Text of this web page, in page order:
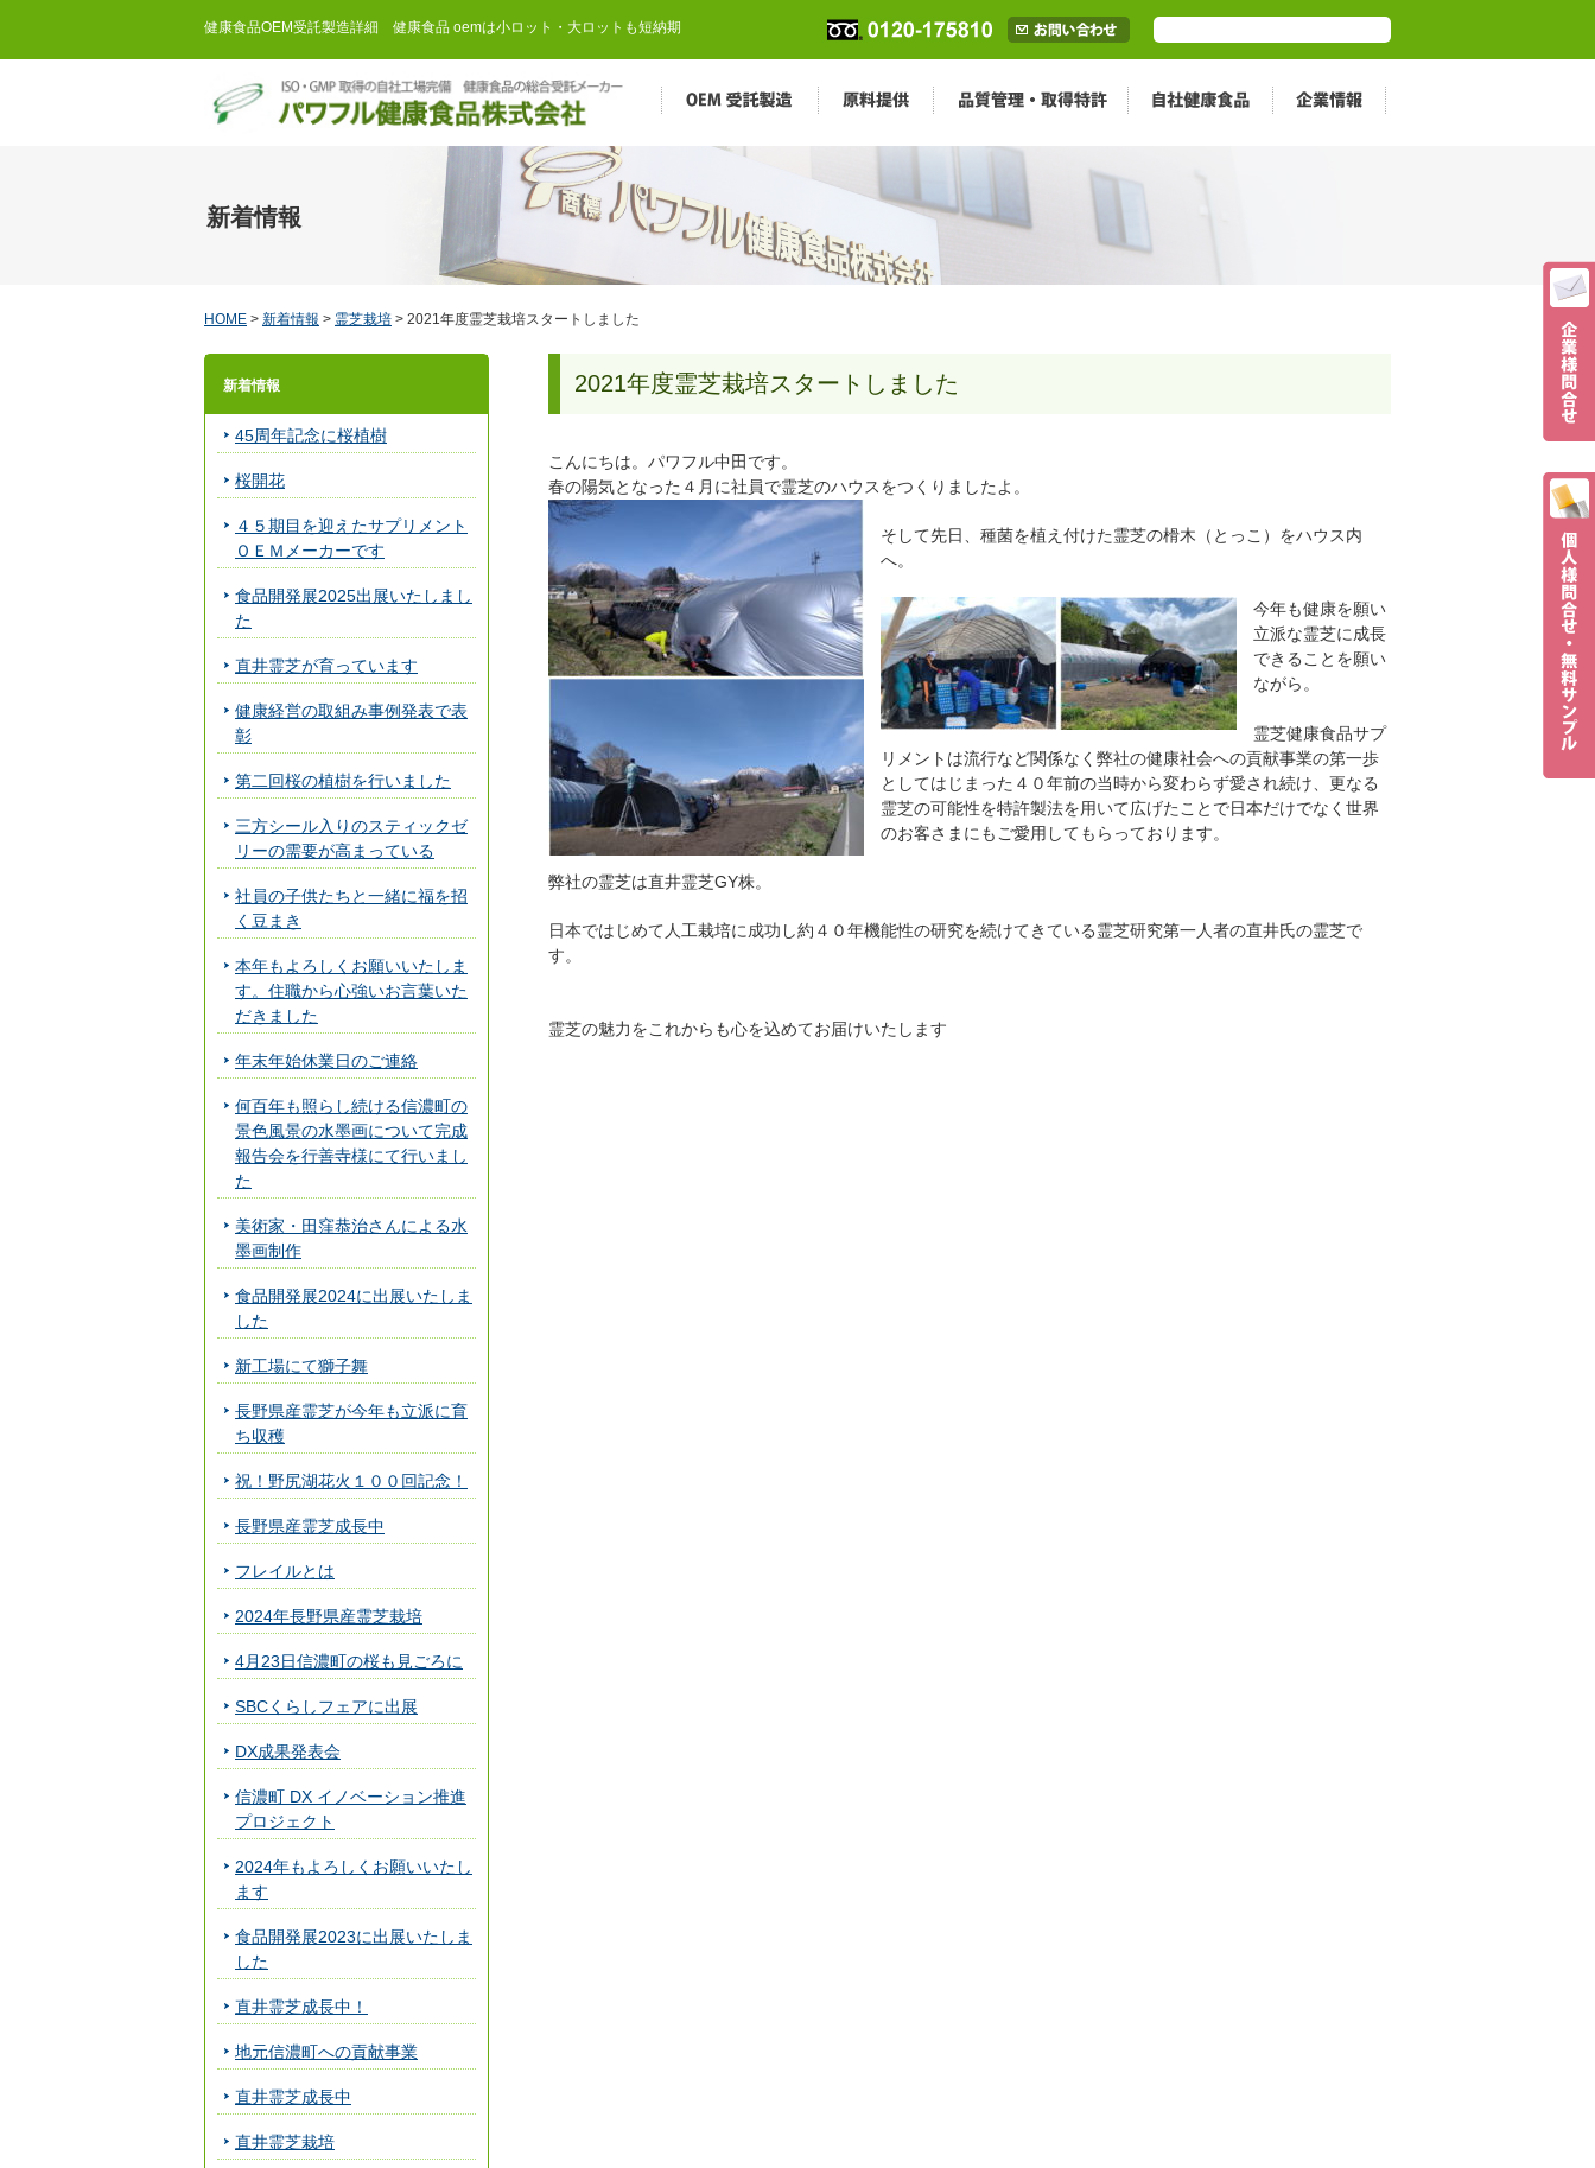
健康食品OEM受託製造詳細 健康食品 oemは小ロット・大ロットも短納期
新着情報
HOME > 新着情報 > 霊芝栽培 > 2021年度霊芝栽培スタートしました
2021年度霊芝栽培スタートしました
こんにちは。パワフル中田です。
春の陽気となった４月に社員で霊芝のハウスをつくりましたよ。
そして先日、種菌を植え付けた霊芝の榾木（とっこ）をハウス内
へ。
今年も健康を願い
立派な霊芝に成長
できることを願い
ながら。
霊芝健康食品サプ
リメントは流行など関係なく弊社の健康社会への貢献事業の第一歩
としてはじまった４０年前の当時から変わらず愛され続け、更なる
霊芝の可能性を特許製法を用いて広げたことで日本だけでなく世界
のお客さまにもご愛用してもらっております。
弊社の霊芝は直井霊芝GY株。
日本ではじめて人工栽培に成功し約４０年機能性の研究を続けてきている霊芝研究第一人者の直井氏の霊芝で
す。
霊芝の魅力をこれからも心を込めてお届けいたします
新着情報
45周年記念に桜植樹
桜開花
４５期目を迎えたサプリメント
ＯＥＭメーカーです
食品開発展2025出展いたしまし
た
直井霊芝が育っています
健康経営の取組み事例発表で表
彰
第二回桜の植樹を行いました
三方シール入りのスティックゼ
リーの需要が高まっている
社員の子供たちと一緒に福を招
く豆まき
本年もよろしくお願いいたしま
す。住職から心強いお言葉いた
だきました
年末年始休業日のご連絡
何百年も照らし続ける信濃町の
景色風景の水墨画について完成
報告会を行善寺様にて行いまし
た
美術家・田窪恭治さんによる水
墨画制作
食品開発展2024に出展いたしま
した
新工場にて獅子舞
長野県産霊芝が今年も立派に育
ち収穫
祝！野尻湖花火１００回記念！
長野県産霊芝成長中
フレイルとは
2024年長野県産霊芝栽培
4月23日信濃町の桜も見ごろに
SBCくらしフェアに出展
DX成果発表会
信濃町 DX イノベーション推進
プロジェクト
2024年もよろしくお願いいたし
ます
食品開発展2023に出展いたしま
した
直井霊芝成長中！
地元信濃町への貢献事業
直井霊芝成長中
直井霊芝栽培